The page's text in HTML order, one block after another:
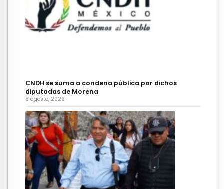
CNDH se suma a condena pública por dichos
diputadas de Morena
6 agosto, 2026